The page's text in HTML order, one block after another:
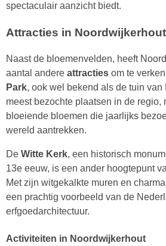
spectaculair aanzicht biedt.
Attracties in Noordwijkerhout
Naast de bloemenvelden, heeft
aantal andere attracties om te
Park, ook wel bekend als de tuin
meest bezochte plaatsen in de regio,
bloeiende bloemen die jaarlijks
wereld aantrekken.
De Witte Kerk, een historisch
13e eeuw, is een ander hoogtepunt
Met zijn witgekalkte muren en
een prachtig voorbeeld van de
erfgoedarchitectuur.
Activiteiten in Noordwijkerhout